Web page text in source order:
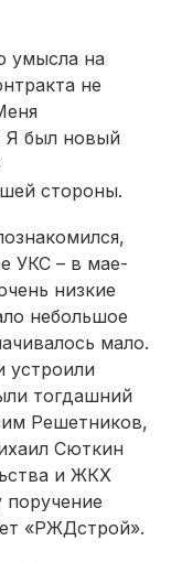
умысла на
не
Я был новый
стороны.
УКС – в мае-
низкие
небольшое
мало.
устроили
тогдашний
Решетников,
Сюткин
и ЖКХ
«РЖДстрой».